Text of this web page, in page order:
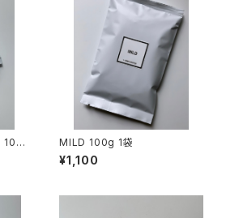
MILD 100g 1袋
¥1,100